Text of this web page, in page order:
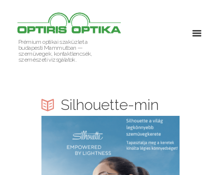
Prémium optikai szaküzlet a
budapesti Mammutban —
szemüvegek, kontaktlencsék,
szemészeti vizsgálatok.
Silhouette-min